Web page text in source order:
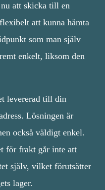
att skicka till en
att kunna hämta
som man själv
enkelt, liksom den
levererad till din
Lösningen är
också väldigt enkel.
för frakt går inte att
själv, vilket förutsätter
lager.